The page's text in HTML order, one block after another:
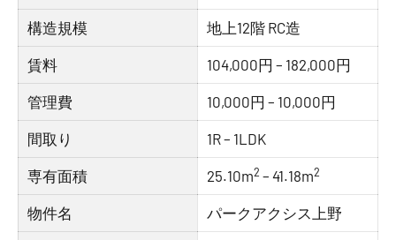
構造規模 地上12階 RC造
賃料 104,000円 – 182,000円
管理費 10,000円 – 10,000円
間取り 1R – 1LDK
専有面積 25.10m2 – 41.18m2
物件名 パークアクシス上野